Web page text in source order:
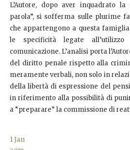
L’Autore, dopo aver inquadrato
parola”, si sofferma sulle plurime
che appartengono a questa
le specificità legate
comunicazione. L’analisi porta
del diritto penale rispetto alla
meramente verbali, non solo in
della libertà di espressione del
in riferimento alla possibilità di
a “preparare” la commissione di
1Jan